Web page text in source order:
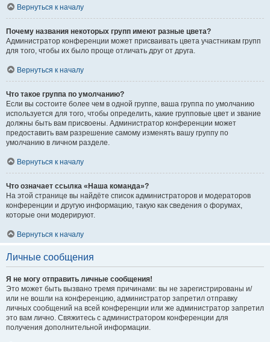
Вернуться к началу
Почему названия некоторых групп имеют разные цвета?
Администратор конференции может присваивать цвета участникам групп
для того, чтобы их было проще отличать друг от друга.
Вернуться к началу
Что такое группа по умолчанию?
Если вы состоите более чем в одной группе, ваша группа по умолчанию
используется для того, чтобы определить, какие групповые цвет и звание
должны быть вам присвоены. Администратор конференции может
предоставить вам разрешение самому изменять вашу группу по
умолчанию в личном разделе.
Вернуться к началу
Что означает ссылка «Наша команда»?
На этой странице вы найдёте список администраторов и модераторов
конференции и другую информацию, такую как сведения о форумах,
которые они модерируют.
Вернуться к началу
Личные сообщения
Я не могу отправить личные сообщения!
Это может быть вызвано тремя причинами: вы не зарегистрированы и/
или не вошли на конференцию, администратор запретил отправку
личных сообщений на всей конференции или же администратор запретил
это вам лично. Свяжитесь с администратором конференции для
получения дополнительной информации.